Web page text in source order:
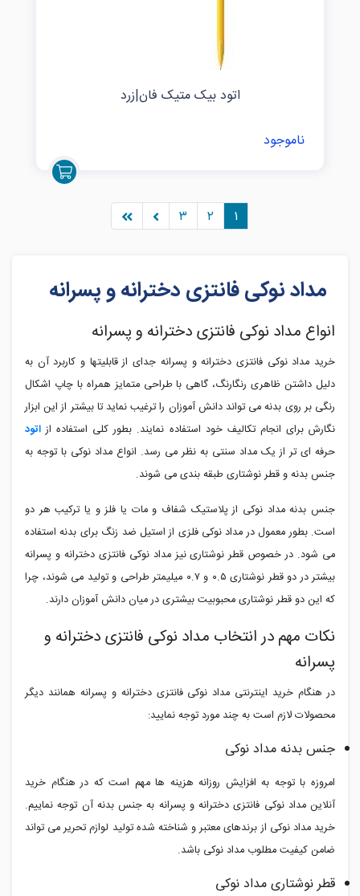
اتود بیک متیک فان|زرد
ناموجود
۱ ۲ ۳
مداد نوکی فانتزی دخترانه و پسرانه
انواع مداد نوکی فانتزی دخترانه و پسرانه
خرید مداد نوکی فانتزی دخترانه و پسرانه جدای از قابلیتها و کاربرد آن به
دلیل داشتن ظاهری رنگارنگ، گاهی با طراحی متمایز همراه با چاپ اشکال
رنگی بر روی بدنه می تواند دانش آموزان را ترغیب نماید تا بیشتر از این ابزار
نگارش برای انجام تکالیف خود استفاده نمایند. بطور کلی استفاده از اتود
حرفه ای تر از یک مداد سنتی به نظر می رسد. انواع مداد نوکی با توجه به
جنس بدنه و قطر نوشتاری طبقه بندی می شوند.
جنس بدنه مداد نوکی از پلاستیک شفاف و مات یا فلز و یا ترکیب هر دو
است. بطور معمول در مداد نوکی فلزی از استیل ضد زنگ برای بدنه استفاده
می شود. در خصوص قطر نوشتاری نیز مداد نوکی فانتزی دخترانه و پسرانه
بیشتر در دو قطر نوشتاری ۰.۵ و ۰.۷ میلیمتر طراحی و تولید می شوند، چرا
که این دو قطر نوشتاری محبوبیت بیشتری در میان دانش آموزان دارند.
نکات مهم در انتخاب مداد نوکی فانتزی دخترانه و
پسرانه
در هنگام خرید اینترنتی مداد نوکی فانتزی دخترانه و پسرانه همانند دیگر
محصولات لازم است به چند مورد توجه نمایید:
جنس بدنه مداد نوکی
امروزه با توجه به افزایش روزانه هزینه ها مهم است که در هنگام خرید
آنلاین مداد نوکی فانتزی دخترانه و پسرانه به جنس بدنه آن توجه نماییم.
خرید مداد نوکی از برندهای معتبر و شناخته شده تولید لوازم تحریر می تواند
ضامن کیفیت مطلوب مداد نوکی باشد.
قطر نوشتاری مداد نوکی